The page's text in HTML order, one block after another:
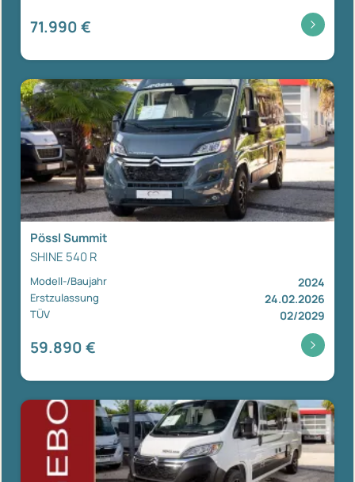
71.990 €
Pössl Summit
SHINE 540 R
Modell-/Baujahr 2024
Erstzulassung 24.02.2026
TÜV 02/2029
59.890 €